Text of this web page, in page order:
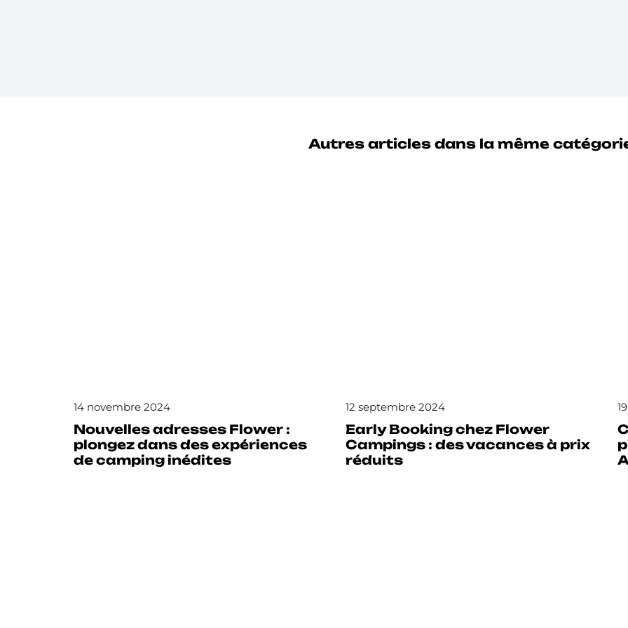
Autres articles dans la même
14 novembre 2024
Nouvelles adresses Flower :
plongez dans des expériences
de camping inédites
12 septembre 2024
Early Booking chez Flower
Campings : des vacances à prix
réduits